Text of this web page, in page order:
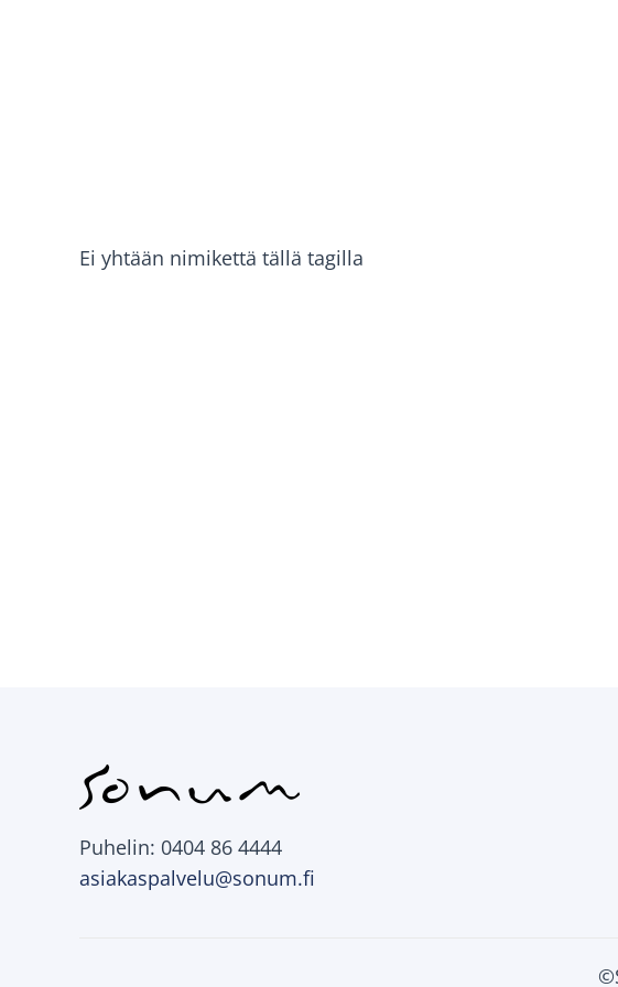
Ei yhtään nimikettä tällä tagilla
Puhelin: 0404 86 4444
asiakaspalvelu@sonum.fi